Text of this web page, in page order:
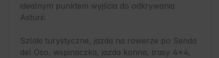
idealnym punktem wyjścia do odkrywania
Asturii:
Szlaki turystyczne, jazda na rowerze po Senda
del Oso, wspinaczka, jazda konna, trasy 4x4,